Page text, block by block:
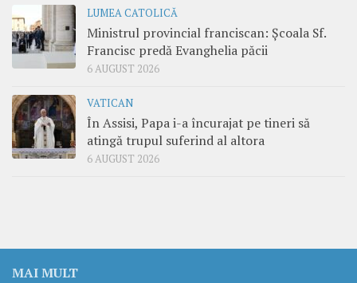
LUMEA CATOLICĂ
Ministrul provincial franciscan: Școala Sf.
Francisc predă Evanghelia păcii
6 AUGUST 2026
VATICAN
În Assisi, Papa i-a încurajat pe tineri să
atingă trupul suferind al altora
6 AUGUST 2026
MAI MULT